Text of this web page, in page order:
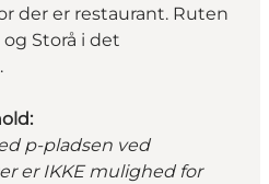
der er restaurant. Ruten
Storå i det
p-pladsen ved
er IKKE mulighed for